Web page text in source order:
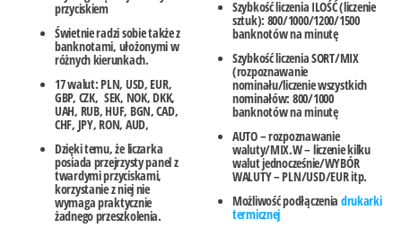
przyciskiem
Świetnie radzi sobie także z
banknotami, ułożonymi w
różnych kierunkach.
17 walut: PLN, USD, EUR,
GBP, CZK, SEK, NOK, DKK,
UAH, RUB, HUF, BGN, CAD,
CHF, JPY, RON, AUD,
Dzięki temu, że liczarka
posiada przejrzysty panel z
twardymi przyciskami,
korzystanie z niej nie
wymaga praktycznie
żadnego przeszkolenia.
Szybkość liczenia ILOŚĆ (liczenie
sztuk): 800/1000/1200/1500
banknotów na minutę
Szybkość liczenia SORT/MIX
(rozpoznawanie
nominału/liczenie wszystkich
nominałów: 800/1000
banknotów na minutę
AUTO – rozpoznawanie
waluty/MIX.W – liczenie kilku
walut jednocześnie/WYBÓR
WALUTY – PLN/USD/EUR itp.
Możliwość podłączenia drukarki
termicznej